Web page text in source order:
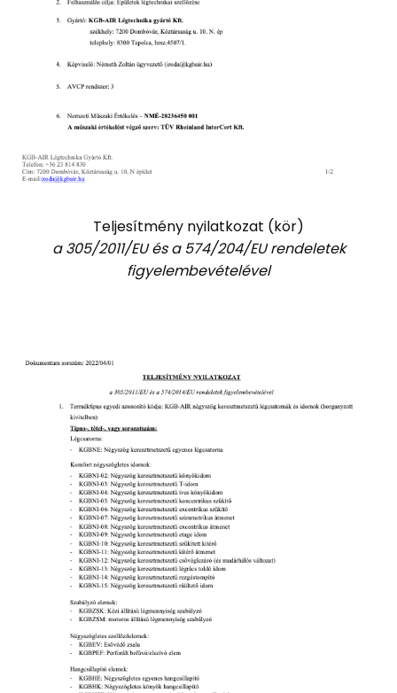
Teljesítmény nyilatkozat (kör)
a 305/2011/EU és a 574/204/EU rendeletek
figyelembevételével